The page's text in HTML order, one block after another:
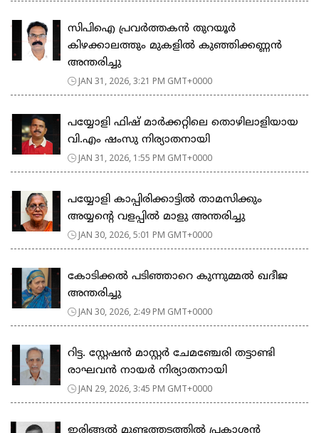
സിപിഐ പ്രവർത്തകൻ തുറയൂർ
കിഴക്കാലത്തും മുകളിൽ കുഞ്ഞിക്കണ്ണൻ
അന്തരിച്ചു
JAN 31, 2026, 3:21 PM GMT+0000
പയ്യോളി ഫിഷ് മാർക്കറ്റിലെ തൊഴിലാളിയായ
വി.എം ഷംസു നിര്യാതനായി
JAN 31, 2026, 1:55 PM GMT+0000
പയ്യോളി കാപ്പിരിക്കാട്ടിൽ താമസിക്കും
അയ്യന്റെ വളപ്പിൽ മാളു അന്തരിച്ചു
JAN 30, 2026, 5:01 PM GMT+0000
കോടിക്കൽ പടിഞ്ഞാറെ കുന്നുമ്മൽ ഖദീജ
അന്തരിച്ചു
JAN 30, 2026, 2:49 PM GMT+0000
റിട്ട. സ്റ്റേഷൻ മാസ്റ്റർ ചേമഞ്ചേരി തട്ടാണ്ടി
രാഘവൻ നായർ നിര്യാതനായി
JAN 29, 2026, 3:45 PM GMT+0000
ഇരിങ്ങൽ മുണ്ടത്തടത്തിൽ പ്രകാശൻ